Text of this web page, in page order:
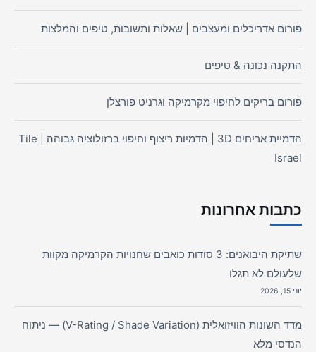
פורום אדריכלים ומעצבים | שאלות ותשובות, טיפים והמלצות
התקנה נכונה & טיפים
פורום בריקים לחיפוי מקרמיקה וגרניט פורצלן
הדמיית אריחים 3D | הדמיות ריצוף וחיפוי ברזולוציה גבוהה | Tile
Israel
כתבות אחרונות
שתיקת היבואנים: 3 סודות כואבים שחנויות הקרמיקה מקוות
שלעולם לא תגלו
יוני 15, 2026
מדד השונות הוויזואלית (V-Rating / Shade Variation) — ניתוח
הנדסי מלא